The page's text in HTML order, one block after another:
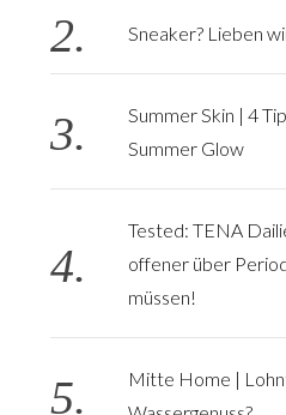
Sneaker? Lieben
Summer Skin | 4
Summer Glow
Tested: TENA
offener über
müssen!
Mitte Home |